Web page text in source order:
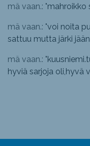
mä vaan.: "mahroikko
mä vaan.: "voi noita
sattuu mutta järki
mä vaan.: "
hyviä sarjoja oli,hyvä